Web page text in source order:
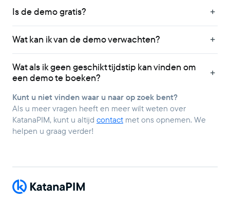
Is de demo gratis?
Wat kan ik van de demo verwachten?
Wat als ik geen geschikt tijdstip kan vinden om
een demo te boeken?
Kunt u niet vinden waar u naar op zoek bent?
Als u meer vragen heeft en meer wilt weten over
KatanaPIM, kunt u altijd contact met ons opnemen. We
helpen u graag verder!